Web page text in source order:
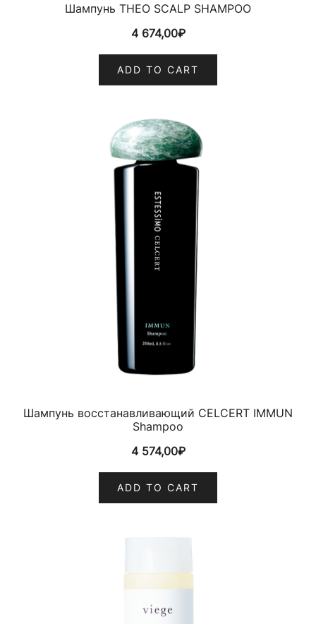
Шампунь THEO SCALP SHAMPOO
4 674,00₽
ADD TO CART
Шампунь восстанавливающий CELCERT IMMUN
Shampoo
4 574,00₽
ADD TO CART